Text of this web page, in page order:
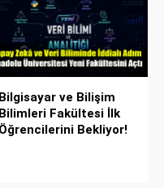
Bilgisayar ve Bilişim
Bilimleri Fakültesi İlk
Öğrencilerini Bekliyor!